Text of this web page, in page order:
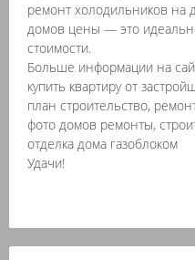
ремонт холодильников на
домов цены — это
стоимости.
Больше информации на
купить квартиру от
план строительство,
фото домов ремонты,
отделка дома газоблоком
Удачи!